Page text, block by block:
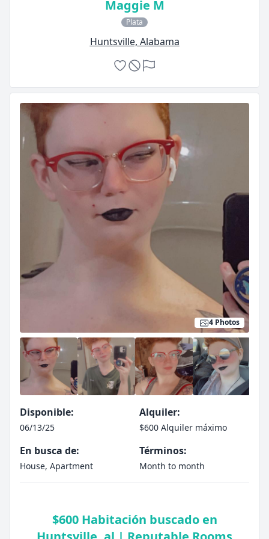
Maggie M
Plata
Huntsville, Alabama
4 Photos
Disponible:
06/13/25
Alquiler:
$600 Alquiler máximo
En busca de:
House, Apartment
Términos:
Month to month
$600 Habitación buscado en